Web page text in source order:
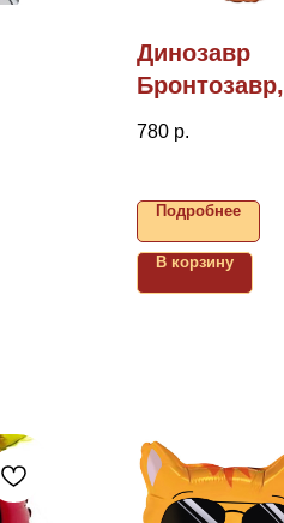
Динозавр
Бронтозавр,
40"/102см
780 р.
Подробнее
В корзину